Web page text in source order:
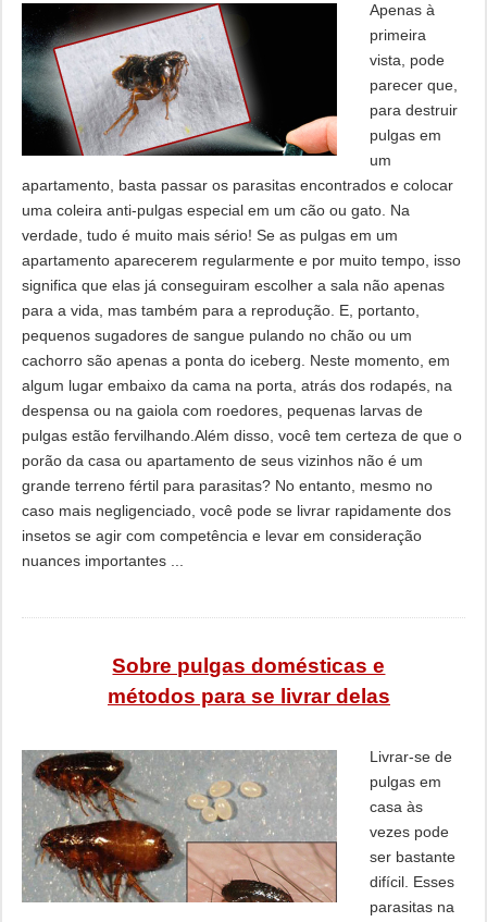
Apenas à
primeira
vista, pode
parecer que,
para destruir
pulgas em
um
apartamento, basta passar os parasitas encontrados e colocar
uma coleira anti-pulgas especial em um cão ou gato. Na
verdade, tudo é muito mais sério! Se as pulgas em um
apartamento aparecerem regularmente e por muito tempo, isso
significa que elas já conseguiram escolher a sala não apenas
para a vida, mas também para a reprodução. E, portanto,
pequenos sugadores de sangue pulando no chão ou um
cachorro são apenas a ponta do iceberg. Neste momento, em
algum lugar embaixo da cama na porta, atrás dos rodapés, na
despensa ou na gaiola com roedores, pequenas larvas de
pulgas estão fervilhando.Além disso, você tem certeza de que o
porão da casa ou apartamento de seus vizinhos não é um
grande terreno fértil para parasitas? No entanto, mesmo no
caso mais negligenciado, você pode se livrar rapidamente dos
insetos se agir com competência e levar em consideração
nuances importantes ...
Sobre pulgas domésticas e
métodos para se livrar delas
Livrar-se de
pulgas em
casa às
vezes pode
ser bastante
difícil. Esses
parasitas na